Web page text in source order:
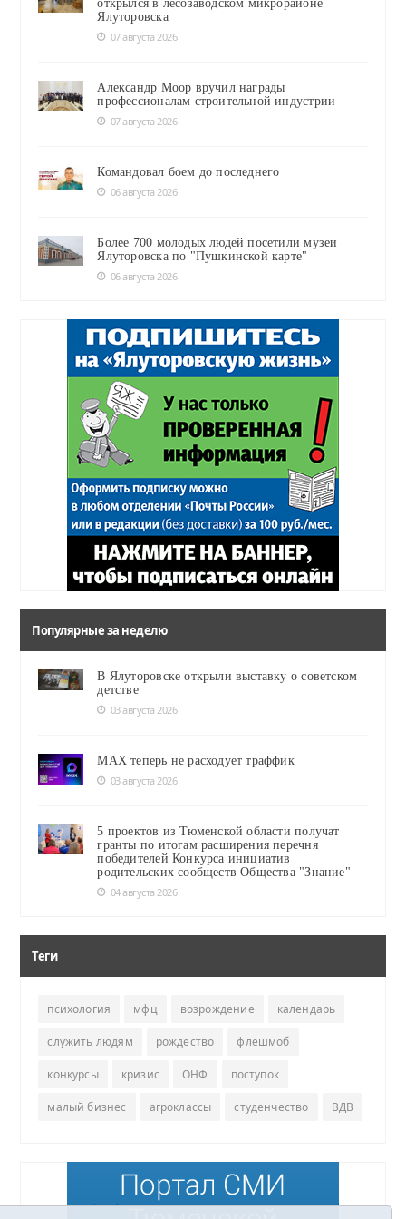
открылся в лесозаводском микрорайоне
Ялуторовска
07 августа 2026
Александр Моор вручил награды
профессионалам строительной индустрии
07 августа 2026
Командовал боем до последнего
06 августа 2026
Более 700 молодых людей посетили музеи
Ялуторовска по "Пушкинской карте"
06 августа 2026
Популярные за неделю
В Ялуторовске открыли выставку о советском
детстве
03 августа 2026
MAX теперь не расходует траффик
03 августа 2026
5 проектов из Тюменской области получат
гранты по итогам расширения перечня
победителей Конкурса инициатив
родительских сообществ Общества "Знание"
04 августа 2026
Теги
психология мфц возрождение календарь
служить людям рождество флешмоб
конкурсы кризис ОНФ поступок
малый бизнес агроклассы студенчество ВДВ